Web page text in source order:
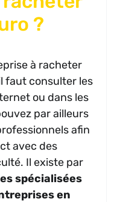
?
à racheter
faut consulter les
ou dans les
par ailleurs
afin
avec des
Il existe par
spécialisées
en